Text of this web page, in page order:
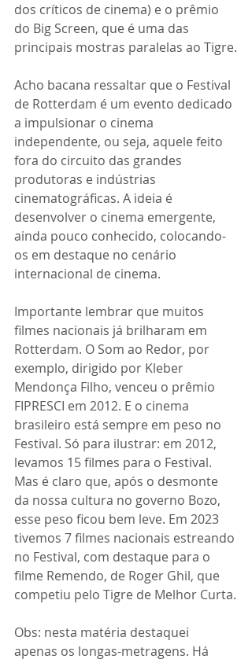
dos críticos de cinema) e o prêmio
do Big Screen, que é uma das
principais mostras paralelas ao Tigre.
Acho bacana ressaltar que o Festival
de Rotterdam é um evento dedicado
a impulsionar o cinema
independente, ou seja, aquele feito
fora do circuito das grandes
produtoras e indústrias
cinematográficas. A ideia é
desenvolver o cinema emergente,
ainda pouco conhecido, colocando-
os em destaque no cenário
internacional de cinema.
Importante lembrar que muitos
filmes nacionais já brilharam em
Rotterdam. O Som ao Redor, por
exemplo, dirigido por Kleber
Mendonça Filho, venceu o prêmio
FIPRESCI em 2012. E o cinema
brasileiro está sempre em peso no
Festival. Só para ilustrar: em 2012,
levamos 15 filmes para o Festival.
Mas é claro que, após o desmonte
da nossa cultura no governo Bozo,
esse peso ficou bem leve. Em 2023
tivemos 7 filmes nacionais estreando
no Festival, com destaque para o
filme Remendo, de Roger Ghil, que
competiu pelo Tigre de Melhor Curta.
Obs: nesta matéria destaquei
apenas os longas-metragens. Há